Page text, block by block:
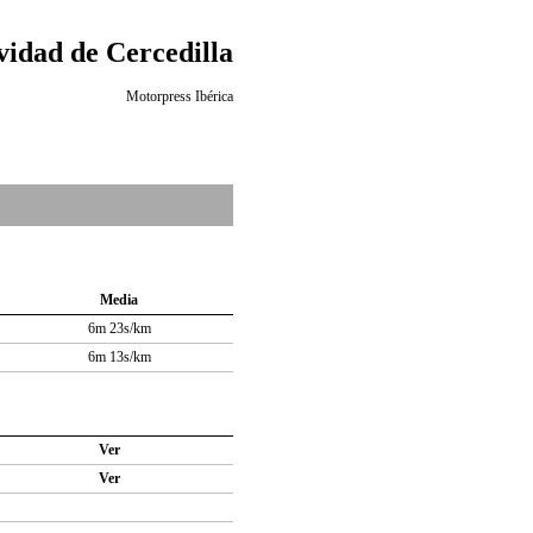
de Cercedilla
Motorpress Ibérica
Media
6m 23s/km
6m 13s/km
Ver
Ver